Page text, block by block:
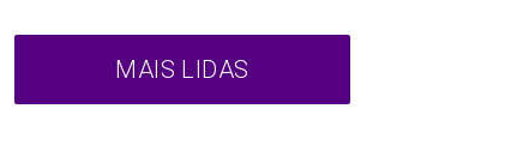
MAIS LIDAS